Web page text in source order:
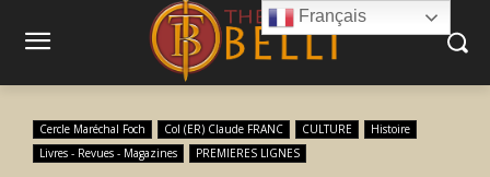
Cercle Maréchal Foch Col (ER) Claude FRANC CULTURE
Histoire
Livres - Revues - Magazines
PREMIERES LIGNES
Français